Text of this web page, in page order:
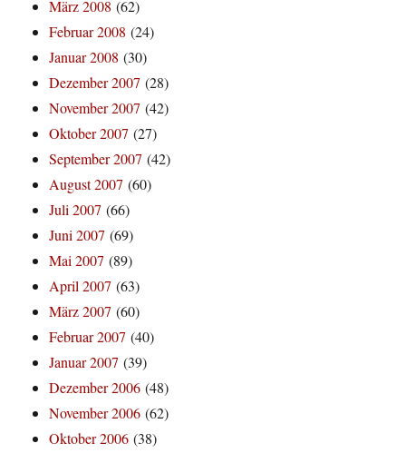
März 2008 (62)
Februar 2008 (24)
Januar 2008 (30)
Dezember 2007 (28)
November 2007 (42)
Oktober 2007 (27)
September 2007 (42)
August 2007 (60)
Juli 2007 (66)
Juni 2007 (69)
Mai 2007 (89)
April 2007 (63)
März 2007 (60)
Februar 2007 (40)
Januar 2007 (39)
Dezember 2006 (48)
November 2006 (62)
Oktober 2006 (38)